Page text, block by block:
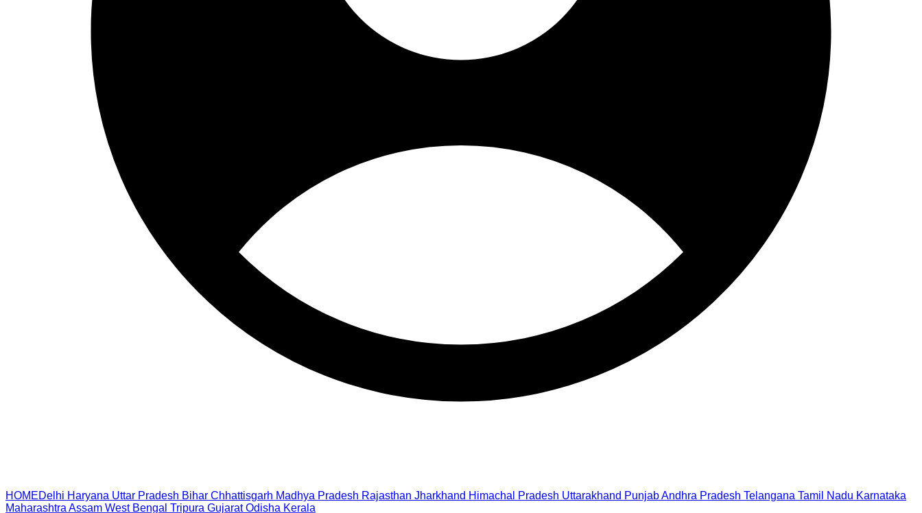
HOMEDelhi Haryana Uttar Pradesh Bihar Chhattisgarh Madhya Pradesh Rajasthan Jharkhand Himachal Pradesh Uttarakhand PunjabAndhra Pradesh Telangana Tamil Nadu Karnataka
Maharashtra Assam West Bengal Tripura Gujarat Odisha Kerala